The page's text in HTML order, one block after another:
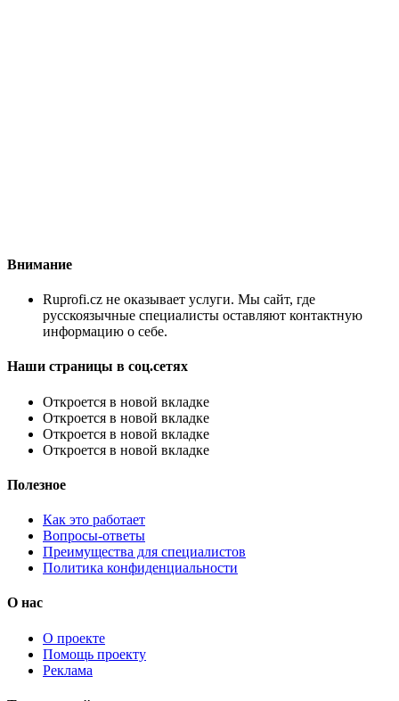
Внимание
Ruprofi.cz не оказывает услуги. Мы сайт, где
русскоязычные специалисты оставляют контактную
информацию о себе.
Наши страницы в соц.сетях
Откроется в новой вкладке
Откроется в новой вкладке
Откроется в новой вкладке
Откроется в новой вкладке
Полезное
Как это работает
Вопросы-ответы
Преимущества для специалистов
Политика конфиденциальности
О нас
О проекте
Помощь проекту
Реклама